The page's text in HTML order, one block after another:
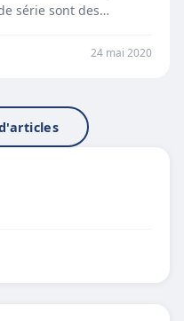
série sont des…
24 mai 2020